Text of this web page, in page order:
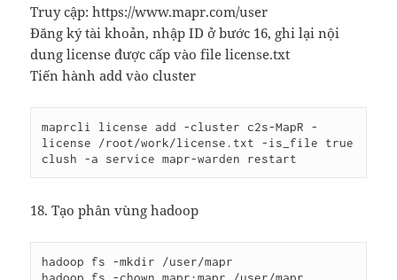
Truy cập: https://www.mapr.com/user
Đăng ký tài khoản, nhập ID ở bước 16, ghi lại nội
dung license được cấp vào file license.txt
Tiến hành add vào cluster
maprcli license add -cluster c2s-MapR -
license /root/work/license.txt -is_file true
18. Tạo phân vùng hadoop
hadoop fs -mkdir /user/mapr
hadoop fs -chown mapr:mapr /user/mapr